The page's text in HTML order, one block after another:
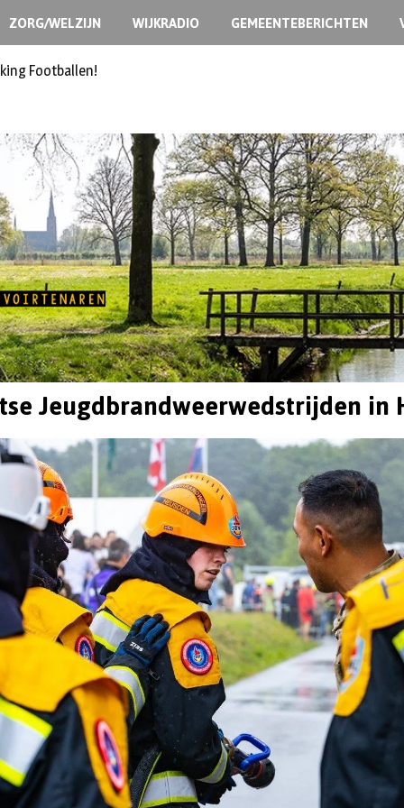
ZORG/WELZIJN WIJKRADIO GEMEENTEBERICHTEN
opzet
Jeugdbrandweerwedstrijden in